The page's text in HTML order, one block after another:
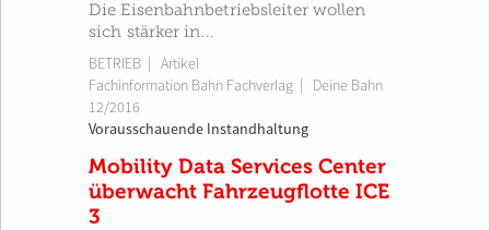
Die Eisenbahnbetriebsleiter wollen
sich stärker in...
BETRIEB | Artikel
Fachinformation Bahn Fachverlag
Deine Bahn
12/2016
Vorausschauende Instandhaltung
Mobility Data Services Center
überwacht Fahrzeugflotte ICE
3